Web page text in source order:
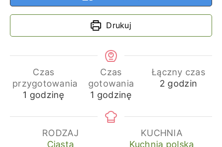
Drukuj
Czas
przygotowania
1 godzina
godzinę
Czas
gotowania
1 godzina
godzinę
Łączny czas
2 godziny
godzin
RODZAJ
Ciasta
KUCHNIA
Kuchnia polska